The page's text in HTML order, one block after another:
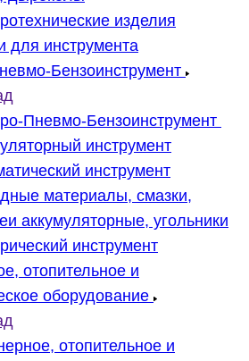
изделия
для инструмента
Бензоинструмент
Пневмо-Бензоинструмент
инструмент
инструмент
материалы, смазки,
аккумуляторные, угольники
инструмент
отопительное и
оборудование
отопительное и